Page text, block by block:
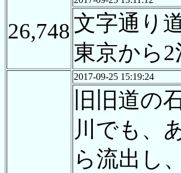
26,748 文字通
東京から
2017-09-25 15:19:24
旧旧道の
川でも、
ら流出し